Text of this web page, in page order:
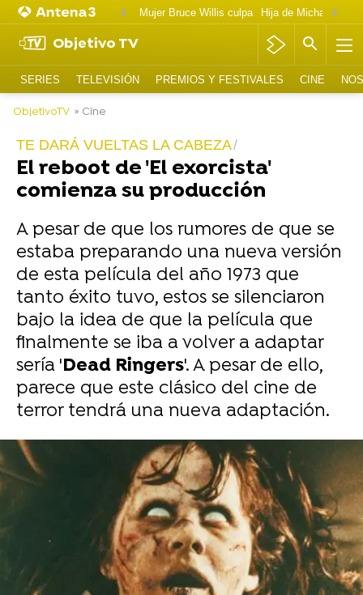
Mujer Bruce Willis culpa
Objetivo TV
SERIES TELEVISIÓN PREMIOS Y FESTIVALES CINE
ObjetivoTV » Cine
TE DARÁ VUELTAS LA CABEZA
El reboot de 'El exorcista'
comienza su producción
A pesar de que los rumores de que se
estaba preparando una nueva versión
de esta película del año 1973 que
tanto éxito tuvo, estos se silenciaron
bajo la idea de que la película que
finalmente se iba a volver a adaptar
sería 'Dead Ringers'. A pesar de ello,
parece que este clásico del cine de
terror tendrá una nueva adaptación.
-